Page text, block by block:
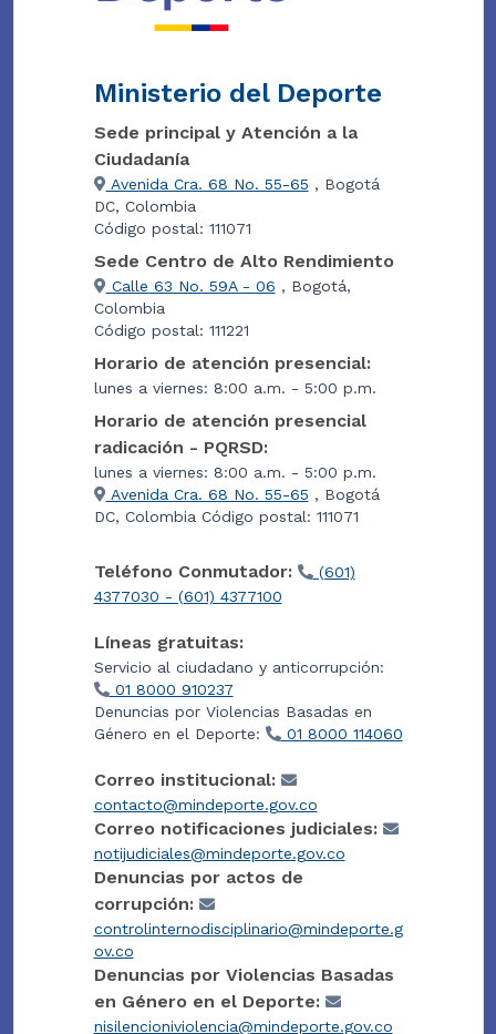
Ministerio del Deporte
Sede principal y Atención a la
Ciudadanía
Avenida Cra. 68 No. 55-65 , Bogotá
DC, Colombia
Código postal: 111071
Sede Centro de Alto Rendimiento
Calle 63 No. 59A - 06 , Bogotá,
Colombia
Código postal: 111221
Horario de atención presencial:
lunes a viernes: 8:00 a.m. - 5:00 p.m.
Horario de atención presencial
radicación - PQRSD:
lunes a viernes: 8:00 a.m. - 5:00 p.m.
Avenida Cra. 68 No. 55-65 , Bogotá
DC, Colombia Código postal: 111071
Teléfono Conmutador:
(601)
4377030 - (601) 4377100
Líneas gratuitas:
Servicio al ciudadano y anticorrupción:
01 8000 910237
Denuncias por Violencias Basadas en
Género en el Deporte:
01 8000 114060
Correo institucional:
contacto@mindeporte.gov.co
Correo notificaciones judiciales:
notijudiciales@mindeporte.gov.co
Denuncias por actos de
corrupción:
controlinternodisciplinario@mindeporte.g
ov.co
Denuncias por Violencias Basadas
en Género en el Deporte:
nisilencioniviolencia@mindeporte.gov.co